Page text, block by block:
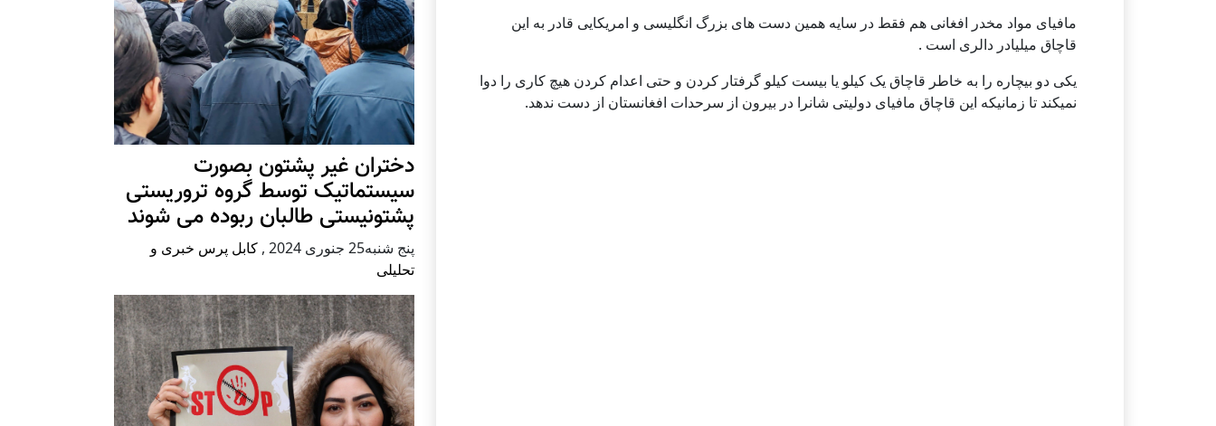
مافیای مواد مخدر افغانی هم فقط در سایه همین دست های بزرگ انگلیسی و امریکایی قادر به این
قاچاق میلیادر دالری است .
یکی دو بیچاره را به خاطر قاچاق یک کیلو یا بیست کیلو گرفتار کردن و حتی اعدام کردن هیچ کاری را دوا
نمیکند تا زمانیکه این قاچاق مافیای دولیتی شانرا در بیرون از سرحدات افغانستان از دست ندهد.
دختران غیر پشتون بصورت
سیستماتیک توسط گروه تروریستی
پشتونیستی طالبان ربوده می شوند
پنج شنبه25 جنوری 2024 , کابل پرس خبری و
تحلیلی